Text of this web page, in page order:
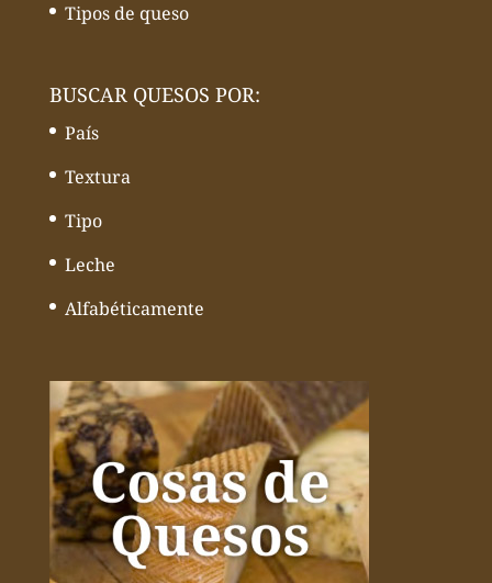
Tipos de queso
BUSCAR QUESOS POR:
País
Textura
Tipo
Leche
Alfabéticamente